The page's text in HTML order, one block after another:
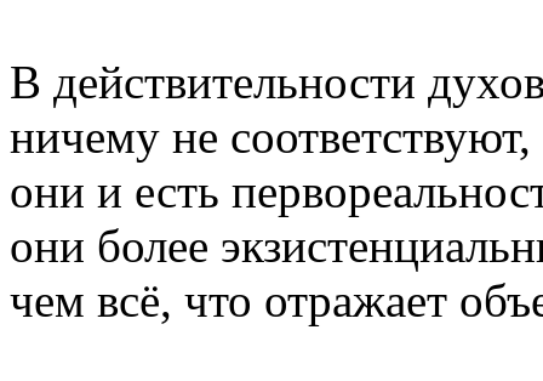
В действительности
ничему не
они и есть
они более
чем всё, что отражает